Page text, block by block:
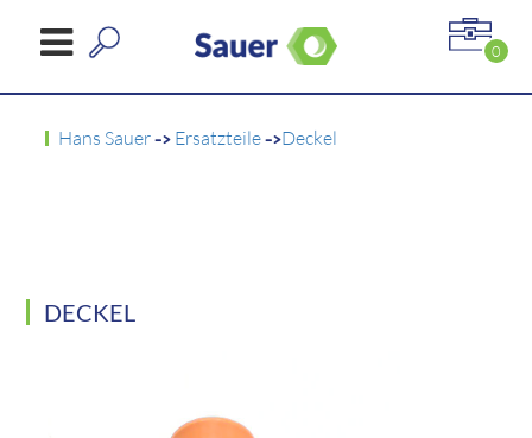
0
Hans Sauer-> Ersatzteile->Deckel
DECKEL